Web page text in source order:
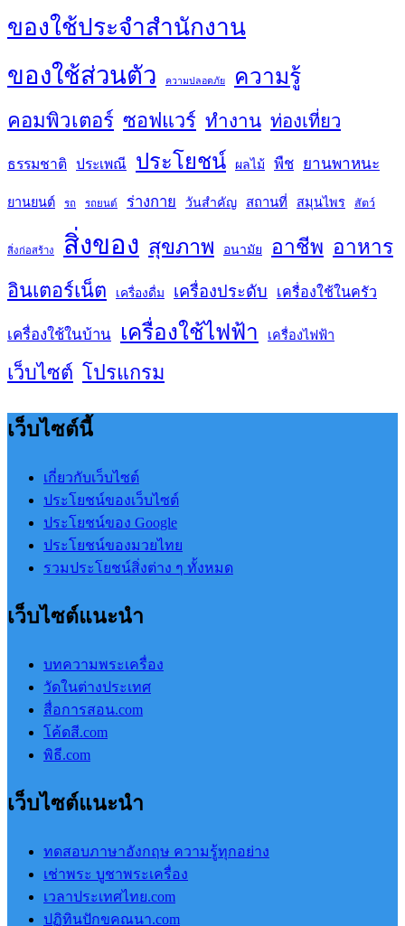
ของใช้ประจำสำนักงาน
ของใช้ส่วนตัว ความปลอดภัย ความรู้
คอมพิวเตอร์ ซอฟแวร์ ทำงาน ท่องเที่ยว
ธรรมชาติ ประเพณี ประโยชน์ ผลไม้ พืช ยานพาหนะ
ยานยนต์ รถ รถยนต์ ร่างกาย วันสำคัญ สถานที่ สมุนไพร สัตว์
สิ่งก่อสร้าง สิ่งของ สุขภาพ อนามัย อาชีพ อาหาร
อินเตอร์เน็ต เครื่องดื่ม เครื่องประดับ เครื่องใช้ในครัว
เครื่องใช้ในบ้าน เครื่องใช้ไฟฟ้า เครื่องไฟฟ้า
เว็บไซต์ โปรแกรม
เว็บไซต์นี้
เกี่ยวกับเว็บไซต์
ประโยชน์ของเว็บไซต์
ประโยชน์ของ Google
ประโยชน์ของมวยไทย
รวมประโยชน์สิ่งต่าง ๆ ทั้งหมด
เว็บไซต์แนะนำ
บทความพระเครื่อง
วัดในต่างประเทศ
สื่อการสอน.com
โค้ดสี.com
พิธี.com
เว็บไซต์แนะนำ
ทดสอบภาษาอังกฤษ ความรู้ทุกอย่าง
เช่าพระ บูชาพระเครื่อง
เวลาประเทศไทย.com
ปฏิทินปักขคณนา.com